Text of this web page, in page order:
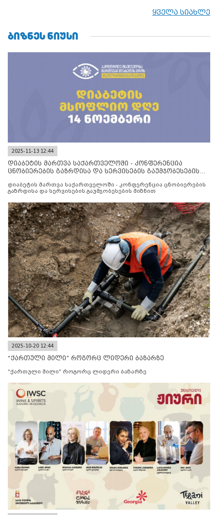
ყველა სიახლე
ᲑᲘᲖᲜᲔᲡ ᲜᲘᲣᲡᲘ
2025-11-13 12:44
დიაბეტის მართვა საქართველოში - კონფერენცია
ცნობიერების გაზრდისა და სერვისების გაუმჯობესების
დიაბეტის მართვა საქართველოში - კონფერენცია ცნობიერების
გაზრდისა და სერვისების გაუმჯობესების მიზნით
2025-10-20 12:44
“ქართული მილი” როგორც ლიდერი ბაზარზე
“ქართული მილი” როგორც ლიდერი ბაზარზე